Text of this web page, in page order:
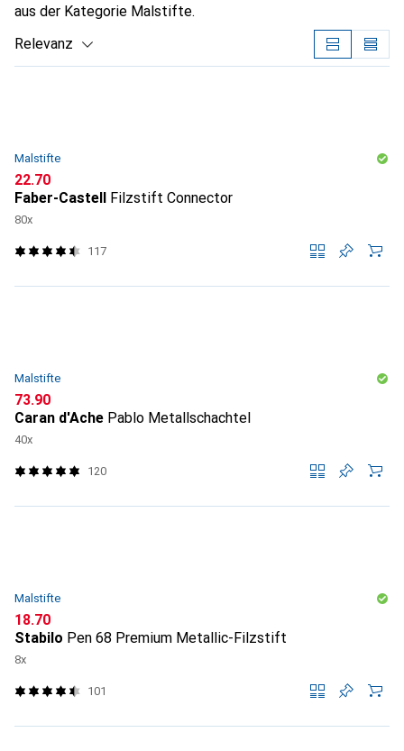
aus der Kategorie Malstifte.
Relevanz
Malstifte
CHF
22.70
Faber-Castell Filzstift Connector
80x
117
Malstifte
CHF
73.90
Caran d'Ache Pablo Metallschachtel
40x
120
Malstifte
CHF
18.70
Stabilo Pen 68 Premium Metallic-Filzstift
8x
101